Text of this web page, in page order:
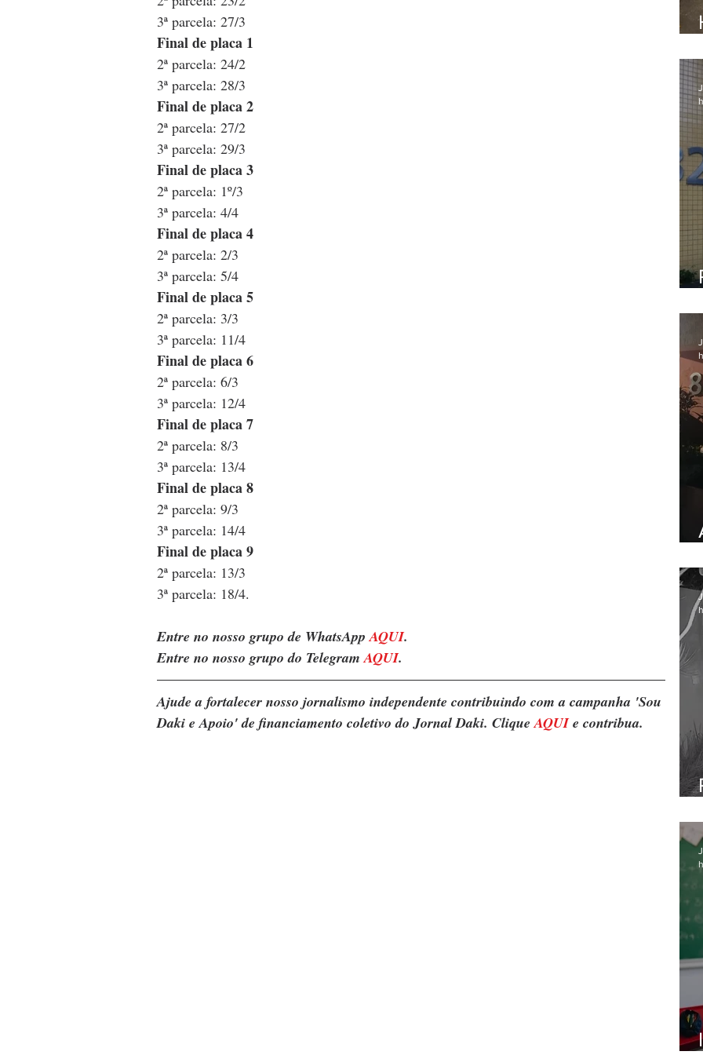
3ª parcela: 27/3
Final de placa 1
2ª parcela: 24/2
3ª parcela: 28/3
Final de placa 2
2ª parcela: 27/2
3ª parcela: 29/3
Final de placa 3
2ª parcela: 1º/3
3ª parcela: 4/4
Final de placa 4
2ª parcela: 2/3
3ª parcela: 5/4
Final de placa 5
2ª parcela: 3/3
3ª parcela: 11/4
Final de placa 6
2ª parcela: 6/3
3ª parcela: 12/4
Final de placa 7
2ª parcela: 8/3
3ª parcela: 13/4
Final de placa 8
2ª parcela: 9/3
3ª parcela: 14/4
Final de placa 9
2ª parcela: 13/3
3ª parcela: 18/4.
Entre no nosso grupo de WhatsApp AQUI.
Entre no nosso grupo do Telegram AQUI.
Ajude a fortalecer nosso jornalismo independente contribuindo com a campanha 'Sou
Daki e Apoio' de financiamento coletivo do Jornal Daki. Clique AQUI e contribua.